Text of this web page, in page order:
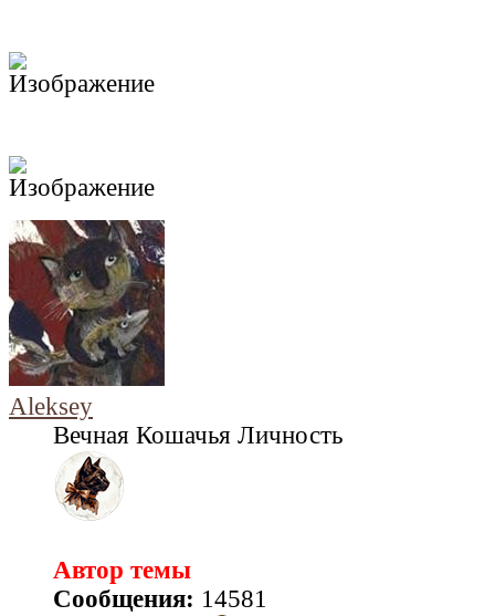
Aleksey
Вечная Кошачья Личность
Автор темы
Сообщения: 14581